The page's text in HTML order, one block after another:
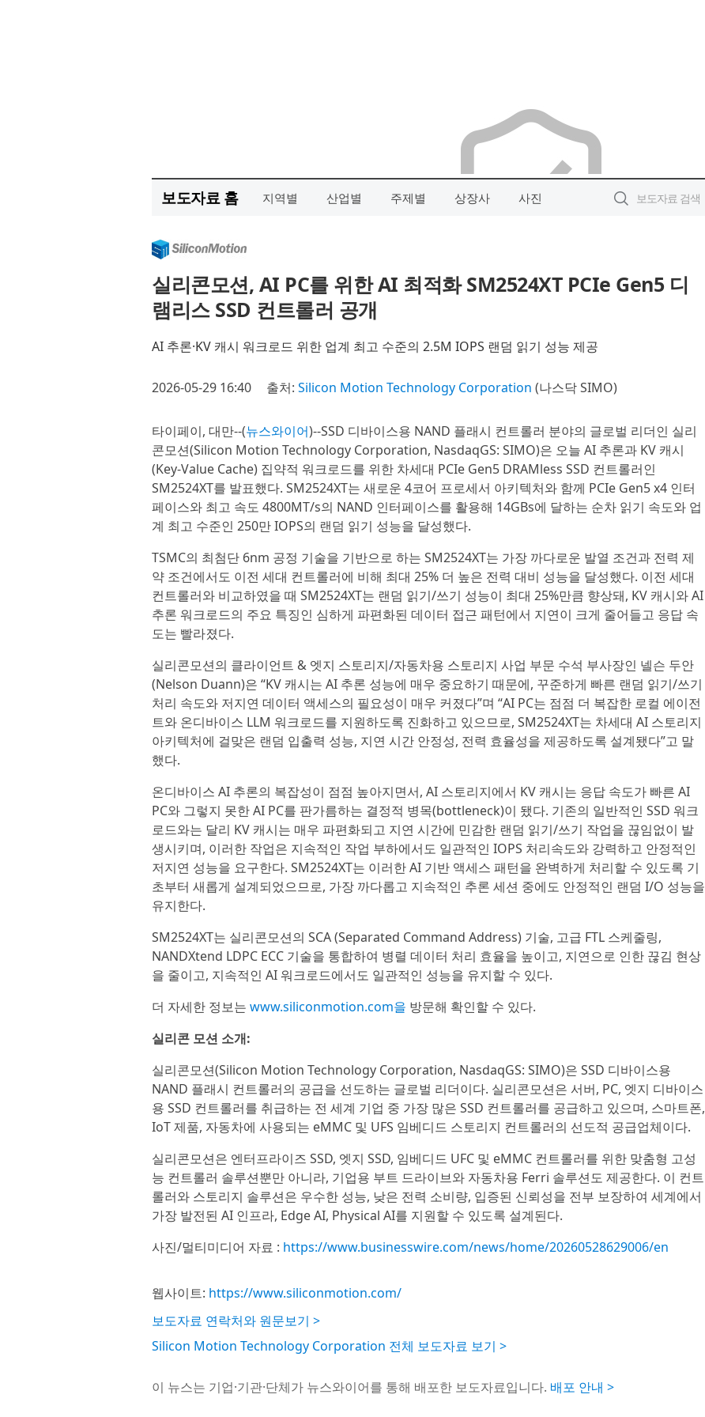
보도자료 홈 지역별 산업별 주제별 상장사 사진
실리콘모션, AI PC를 위한 AI 최적화 SM2524XT PCIe Gen5 디
램리스 SSD 컨트롤러 공개
AI 추론·KV 캐시 워크로드 위한 업계 최고 수준의 2.5M IOPS 랜덤 읽기 성능 제공
2026-05-29 16:40 출처: Silicon Motion Technology Corporation (나스닥 SIMO)
타이페이, 대만--(뉴스와이어)--SSD 디바이스용 NAND 플래시 컨트롤러 분야의 글로벌 리더인 실리
콘모션(Silicon Motion Technology Corporation, NasdaqGS: SIMO)은 오늘 AI 추론과 KV 캐시
(Key-Value Cache) 집약적 워크로드를 위한 차세대 PCIe Gen5 DRAMless SSD 컨트롤러인
SM2524XT를 발표했다. SM2524XT는 새로운 4코어 프로세서 아키텍처와 함께 PCIe Gen5 x4 인터
페이스와 최고 속도 4800MT/s의 NAND 인터페이스를 활용해 14GBs에 달하는 순차 읽기 속도와 업
계 최고 수준인 250만 IOPS의 랜덤 읽기 성능을 달성했다.
TSMC의 최첨단 6nm 공정 기술을 기반으로 하는 SM2524XT는 가장 까다로운 발열 조건과 전력 제
약 조건에서도 이전 세대 컨트롤러에 비해 최대 25% 더 높은 전력 대비 성능을 달성했다. 이전 세대
컨트롤러와 비교하였을 때 SM2524XT는 랜덤 읽기/쓰기 성능이 최대 25%만큼 향상돼, KV 캐시와 AI
추론 워크로드의 주요 특징인 심하게 파편화된 데이터 접근 패턴에서 지연이 크게 줄어들고 응답 속
도는 빨라졌다.
실리콘모션의 클라이언트 & 엣지 스토리지/자동차용 스토리지 사업 부문 수석 부사장인 넬슨 두안
(Nelson Duann)은 “KV 캐시는 AI 추론 성능에 매우 중요하기 때문에, 꾸준하게 빠른 랜덤 읽기/쓰기
처리 속도와 저지연 데이터 액세스의 필요성이 매우 커졌다”며 “AI PC는 점점 더 복잡한 로컬 에이전
트와 온디바이스 LLM 워크로드를 지원하도록 진화하고 있으므로, SM2524XT는 차세대 AI 스토리지
아키텍처에 걸맞은 랜덤 입출력 성능, 지연 시간 안정성, 전력 효율성을 제공하도록 설계됐다”고 말
했다.
온디바이스 AI 추론의 복잡성이 점점 높아지면서, AI 스토리지에서 KV 캐시는 응답 속도가 빠른 AI
PC와 그렇지 못한 AI PC를 판가름하는 결정적 병목(bottleneck)이 됐다. 기존의 일반적인 SSD 워크
로드와는 달리 KV 캐시는 매우 파편화되고 지연 시간에 민감한 랜덤 읽기/쓰기 작업을 끊임없이 발
생시키며, 이러한 작업은 지속적인 작업 부하에서도 일관적인 IOPS 처리속도와 강력하고 안정적인
저지연 성능을 요구한다. SM2524XT는 이러한 AI 기반 액세스 패턴을 완벽하게 처리할 수 있도록 기
초부터 새롭게 설계되었으므로, 가장 까다롭고 지속적인 추론 세션 중에도 안정적인 랜덤 I/O 성능을
유지한다.
SM2524XT는 실리콘모션의 SCA (Separated Command Address) 기술, 고급 FTL 스케줄링,
NANDXtend LDPC ECC 기술을 통합하여 병렬 데이터 처리 효율을 높이고, 지연으로 인한 끊김 현상
을 줄이고, 지속적인 AI 워크로드에서도 일관적인 성능을 유지할 수 있다.
더 자세한 정보는 www.siliconmotion.com을 방문해 확인할 수 있다.
실리콘 모션 소개:
실리콘모션(Silicon Motion Technology Corporation, NasdaqGS: SIMO)은 SSD 디바이스용
NAND 플래시 컨트롤러의 공급을 선도하는 글로벌 리더이다. 실리콘모션은 서버, PC, 엣지 디바이스
용 SSD 컨트롤러를 취급하는 전 세계 기업 중 가장 많은 SSD 컨트롤러를 공급하고 있으며, 스마트폰,
IoT 제품, 자동차에 사용되는 eMMC 및 UFS 임베디드 스토리지 컨트롤러의 선도적 공급업체이다.
실리콘모션은 엔터프라이즈 SSD, 엣지 SSD, 임베디드 UFC 및 eMMC 컨트롤러를 위한 맞춤형 고성
능 컨트롤러 솔루션뿐만 아니라, 기업용 부트 드라이브와 자동차용 Ferri 솔루션도 제공한다. 이 컨트
롤러와 스토리지 솔루션은 우수한 성능, 낮은 전력 소비량, 입증된 신뢰성을 전부 보장하여 세계에서
가장 발전된 AI 인프라, Edge AI, Physical AI를 지원할 수 있도록 설계된다.
사진/멀티미디어 자료 : https://www.businesswire.com/news/home/20260528629006/en
웹사이트: https://www.siliconmotion.com/
보도자료 연락처와 원문보기 >
Silicon Motion Technology Corporation 전체 보도자료 보기 >
이 뉴스는 기업·기관·단체가 뉴스와이어를 통해 배포한 보도자료입니다. 배포 안내 >